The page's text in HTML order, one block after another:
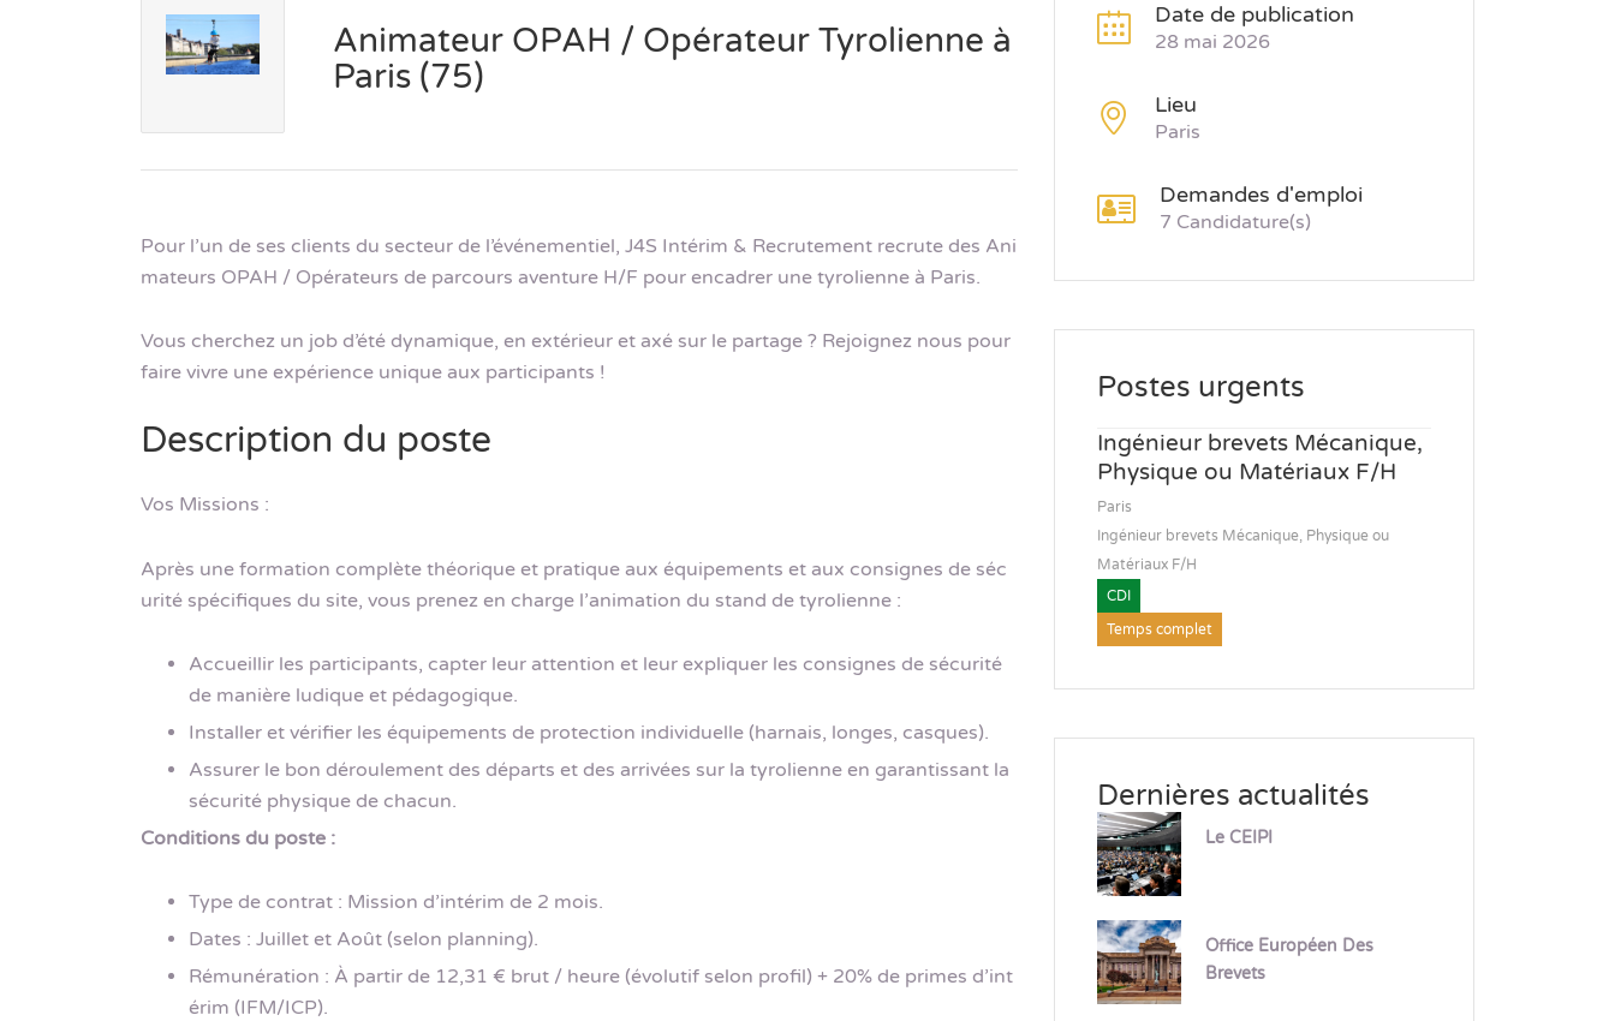
Animateur OPAH / Opérateur Tyrolienne à
Paris (75)
Pour l’un de ses clients du secteur de l’événementiel, J4S Intérim & Recrutement recrute des Ani
mateurs OPAH / Opérateurs de parcours aventure H/F pour encadrer une tyrolienne à Paris.
Vous cherchez un job d’été dynamique, en extérieur et axé sur le partage ? Rejoignez nous pour
faire vivre une expérience unique aux participants !
Description du poste
Vos Missions :
Après une formation complète théorique et pratique aux équipements et aux consignes de séc
urité spécifiques du site, vous prenez en charge l’animation du stand de tyrolienne :
Accueillir les participants, capter leur attention et leur expliquer les consignes de sécurité
de manière ludique et pédagogique.
Installer et vérifier les équipements de protection individuelle (harnais, longes, casques).
Assurer le bon déroulement des départs et des arrivées sur la tyrolienne en garantissant la
sécurité physique de chacun.
Conditions du poste :
Type de contrat : Mission d’intérim de 2 mois.
Dates : Juillet et Août (selon planning).
Rémunération : À partir de 12,31 € brut / heure (évolutif selon profil) + 20% de primes d’int
érim (IFM/ICP).
Date de publication
28 mai 2026
Lieu
Paris
Demandes d'emploi
7 Candidature(s)
Postes urgents
Ingénieur brevets Mécanique,
Physique ou Matériaux F/H
Paris
Ingénieur brevets Mécanique, Physique ou
Matériaux F/H
CDI
Temps complet
Dernières actualités
Le CEIPI
Office Européen Des
Brevets